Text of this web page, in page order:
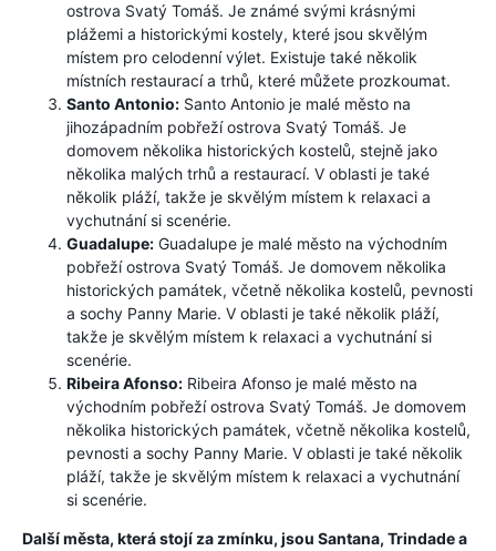
ostrova Svatý Tomáš. Je známé svými krásnými
plážemi a historickými kostely, které jsou skvělým
místem pro celodenní výlet. Existuje také několik
místních restaurací a trhů, které můžete prozkoumat.
Santo Antonio: Santo Antonio je malé město na
jihozápadním pobřeží ostrova Svatý Tomáš. Je
domovem několika historických kostelů, stejně jako
několika malých trhů a restaurací. V oblasti je také
několik pláží, takže je skvělým místem k relaxaci a
vychutnání si scenérie.
Guadalupe: Guadalupe je malé město na východním
pobřeží ostrova Svatý Tomáš. Je domovem několika
historických památek, včetně několika kostelů, pevnosti
a sochy Panny Marie. V oblasti je také několik pláží,
takže je skvělým místem k relaxaci a vychutnání si
scenérie.
Ribeira Afonso: Ribeira Afonso je malé město na
východním pobřeží ostrova Svatý Tomáš. Je domovem
několika historických památek, včetně několika kostelů,
pevnosti a sochy Panny Marie. V oblasti je také několik
pláží, takže je skvělým místem k relaxaci a vychutnání
si scenérie.
Další města, která stojí za zmínku, jsou Santana, Trindade a